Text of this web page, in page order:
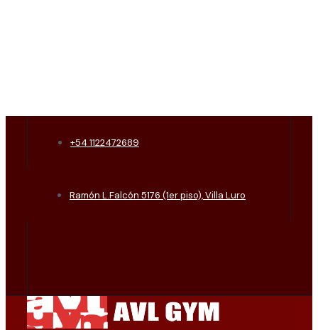
+54 1122472689
Ramón L.Falcón 5176 (1er piso), Villa Luro